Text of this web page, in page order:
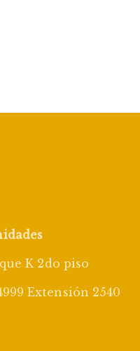
K 2do piso
Extensión 2540